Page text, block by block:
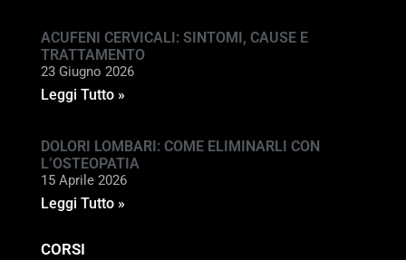
ACUFENI CERVICALI: SINTOMI, CAUSE E
TRATTAMENTO
23 Giugno 2026
Leggi Tutto »
DOLORI LOMBARI: COME ELIMINARLI CON
L’OSTEOPATIA
15 Aprile 2026
Leggi Tutto »
CORSI